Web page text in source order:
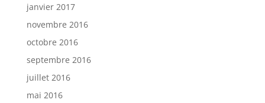
janvier 2017
novembre 2016
octobre 2016
septembre 2016
juillet 2016
mai 2016